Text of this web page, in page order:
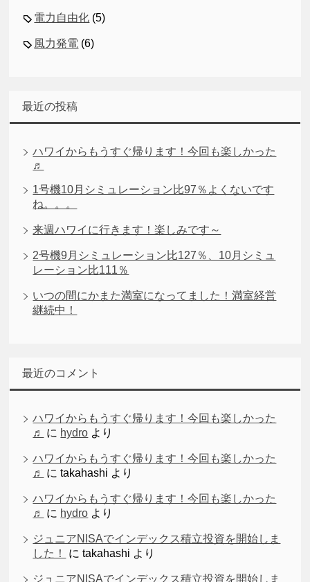
電力自由化 (5)
風力発電 (6)
最近の投稿
ハワイからもうすぐ帰ります！今回も楽しかった
♬
1号機10月シミュレーション比97％よくないです
ね。。。
来週ハワイに行きます！楽しみです～
2号機9月シミュレーション比127％、10月シミュ
レーション比111％
いつの間にかまた満室になってました！満室経営
継続中！
最近のコメント
ハワイからもうすぐ帰ります！今回も楽しかった
♬
に hydro より
ハワイからもうすぐ帰ります！今回も楽しかった
♬
にtakahashi より
ハワイからもうすぐ帰ります！今回も楽しかった
♬
に hydro より
ジュニアNISAでインデックス積立投資を開始しま
した！
にtakahashi より
ジュニアNISAでインデックス積立投資を開始しま